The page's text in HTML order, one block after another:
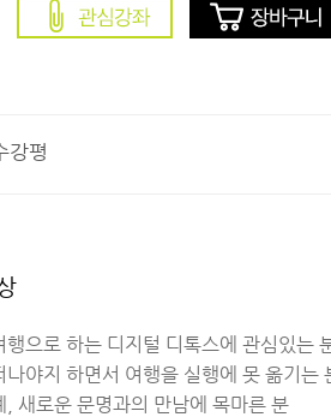
강평
행으로 하는 디지털 디톡스에 관심있는
나야지 하면서 여행을 실행에 못 옮기는
, 새로운 문명과의 만남에 목마른 분